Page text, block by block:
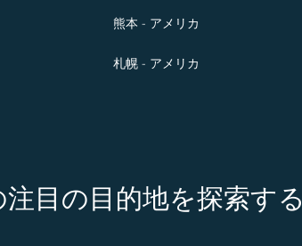
熊本 - アメリカ
札幌 - アメリカ
注目の目的地を探索する